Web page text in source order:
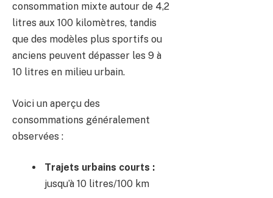
consommation mixte autour de 4,2
litres aux 100 kilomètres, tandis
que des modèles plus sportifs ou
anciens peuvent dépasser les 9 à
10 litres en milieu urbain.
Voici un aperçu des
consommations généralement
observées :
Trajets urbains courts :
jusqu’à 10 litres/100 km